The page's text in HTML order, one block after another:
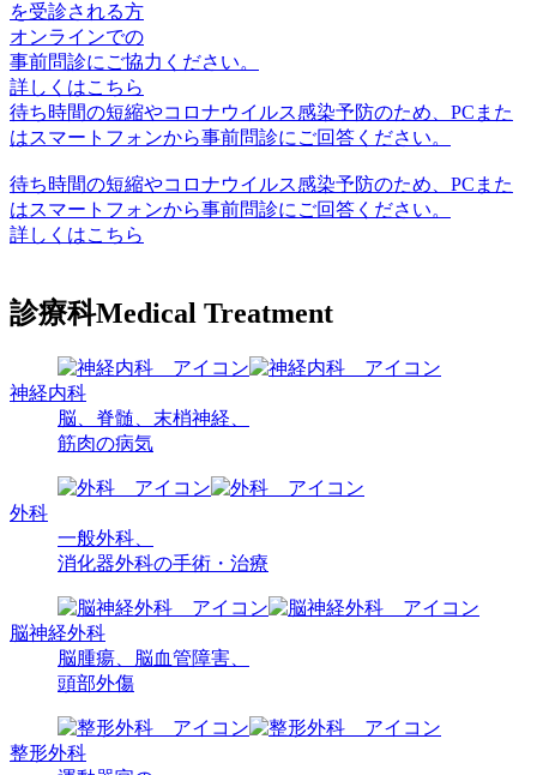
を受診される方
オンラインでの
事前問診に ご協力ください。
詳しくはこちら
待ち時間の短縮やコロナウイルス感染予防のため、PCまた
はスマートフォンから事前問診に ご回答ください。
待ち時間の短縮やコロナウイルス感染予防のため、PCまた
はスマートフォンから事前問診にご回答ください。
詳しくはこちら
診療科Medical Treatment
神経内科
脳、脊髄、 末梢神経、
筋肉の病気
外科
一般外科、
消化器外科の手術・治療
脳神経外科
脳腫瘍、
脳血管障害、
頭部外傷
整形外科